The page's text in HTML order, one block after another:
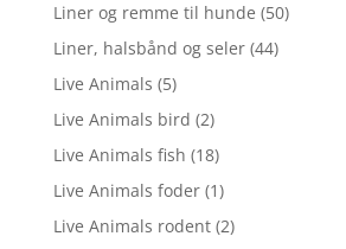
Liner og remme til hunde (50)
Liner, halsbånd og seler (44)
Live Animals (5)
Live Animals bird (2)
Live Animals fish (18)
Live Animals foder (1)
Live Animals rodent (2)